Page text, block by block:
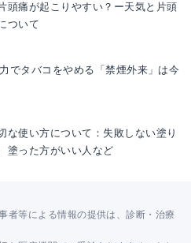
頭痛が起こりやすい？ー天気と片頭
ついて
でタバコをやめる「禁煙外来」は今
な使い方について：失敗しない塗り
塗った方がいい人など
者等による情報の提供は、診断・治療